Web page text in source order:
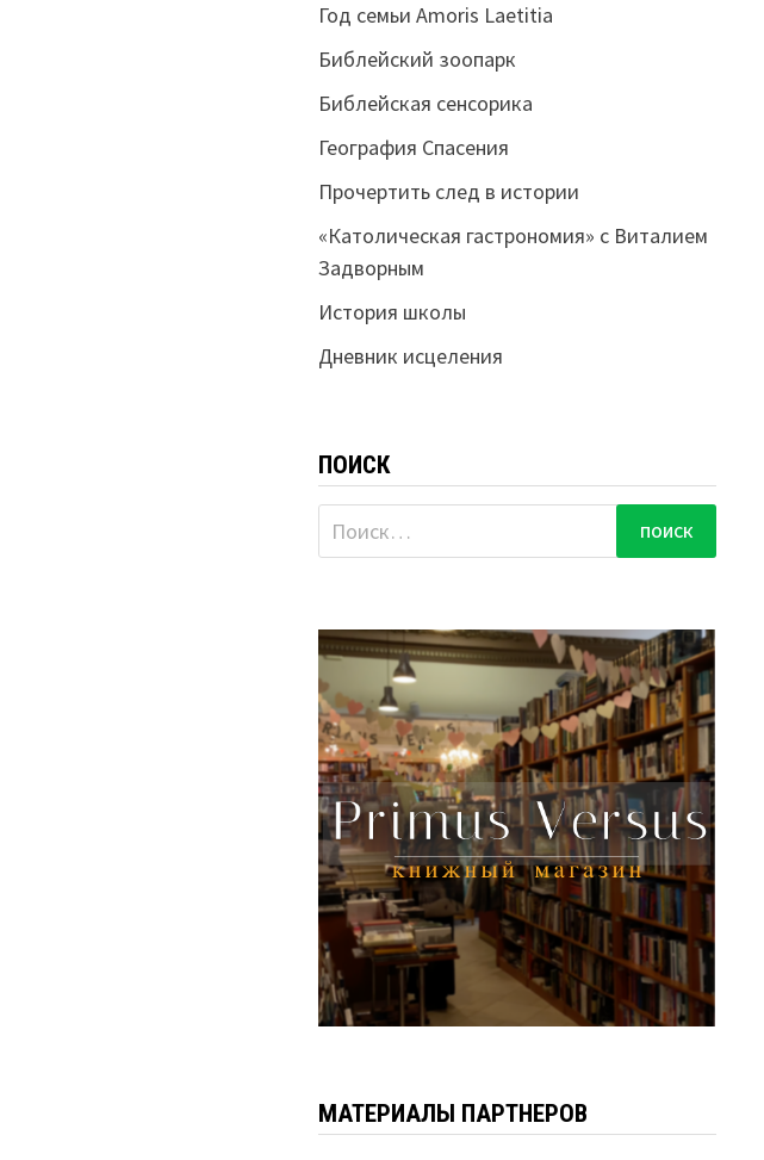
Год семьи Amoris Laetitia
Библейский зоопарк
Библейская сенсорика
География Спасения
Прочертить след в истории
«Католическая гастрономия» с Виталием
Задворным
История школы
Дневник исцеления
ПОИСК
Найти:
МАТЕРИАЛЫ ПАРТНЕРОВ